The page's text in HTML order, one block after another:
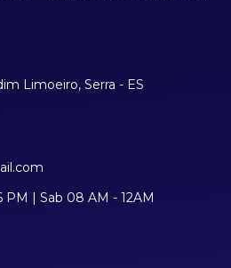
Limoeiro, Serra - ES
PM | Sab 08 AM - 12AM